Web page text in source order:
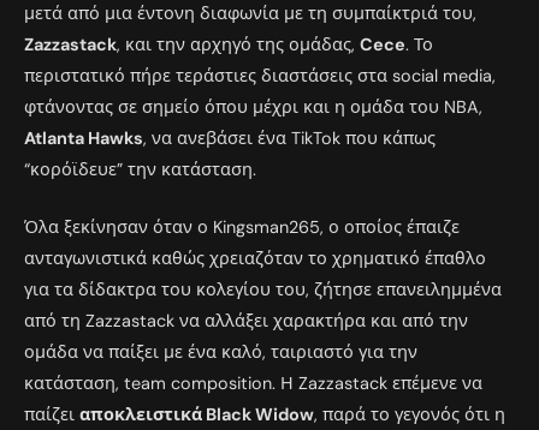
μετά από μια έντονη διαφωνία με τη συμπαίκτριά του,
Zazzastack, και την αρχηγό της ομάδας, Cece. Το
περιστατικό πήρε τεράστιες διαστάσεις στα social media,
φτάνοντας σε σημείο όπου μέχρι και η ομάδα του NBA,
Atlanta Hawks, να ανεβάσει ένα TikTok που κάπως
“κορόϊδευε” την κατάσταση.
Όλα ξεκίνησαν όταν ο Kingsman265, ο οποίος έπαιζε
ανταγωνιστικά καθώς χρειαζόταν το χρηματικό έπαθλο
για τα δίδακτρα του κολεγίου του, ζήτησε επανειλημμένα
από τη Zazzastack να αλλάξει χαρακτήρα και από την
ομάδα να παίξει με ένα καλό, ταιριαστό για την
κατάσταση, team composition. Η Zazzastack επέμενε να
παίζει αποκλειστικά Black Widow, παρά το γεγονός ότι η